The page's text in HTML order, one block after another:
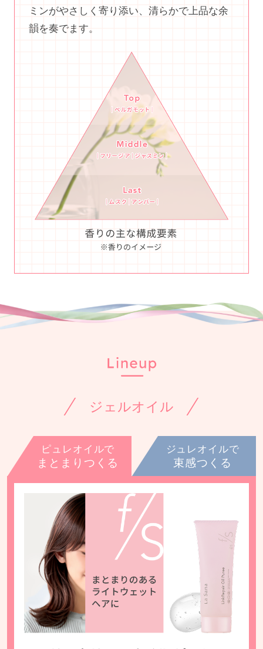
ミンがやさしく寄り添い、清らかで上品な余
韻を奏でます。
ジェルオイル
ピュレオイルで
まとまりつくる
ジュレオイルで
束感つくる